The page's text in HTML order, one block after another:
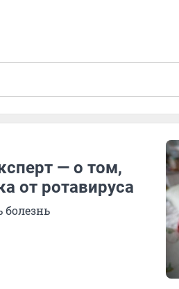
— о том,
от ротавируса
болезнь